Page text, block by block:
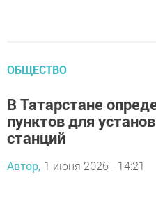
ОБЩЕСТВО
В Татарстане
пунктов для
станций
Автор, 1 июня 2026 - 14:21